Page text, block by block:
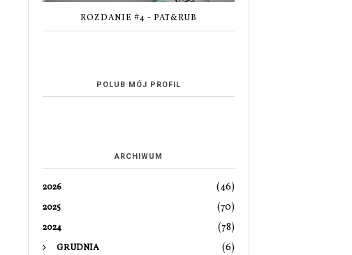
ROZDANIE #4 - PAT&RUB
POLUB MÓJ PROFIL
ARCHIWUM
2026 (46)
2025 (70)
2024 (78)
GRUDNIA (6)